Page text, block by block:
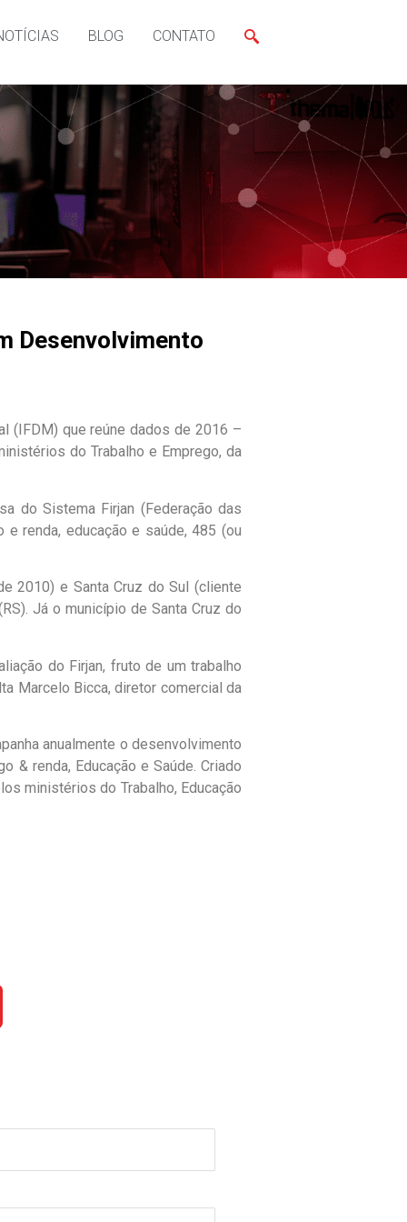
BLOG CONTATO
Desenvolvimento
(IFDM) que reúne dados de 2016 –
do Trabalho e Emprego, da
do Sistema Firjan (Federação das
renda, educação e saúde, 485 (ou
2010) e Santa Cruz do Sul (cliente
Já o município de Santa Cruz do
do Firjan, fruto de um trabalho
Marcelo Bicca, diretor comercial da
anualmente o desenvolvimento
renda, Educação e Saúde. Criado
ministérios do Trabalho, Educação